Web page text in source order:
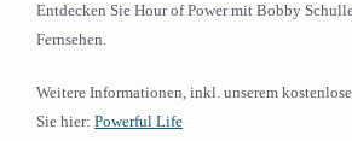
Entdecken Sie Hour of Power mit Bobby
Fernsehen.
Weitere Informationen, inkl. unserem
Sie hier: Powerful Life